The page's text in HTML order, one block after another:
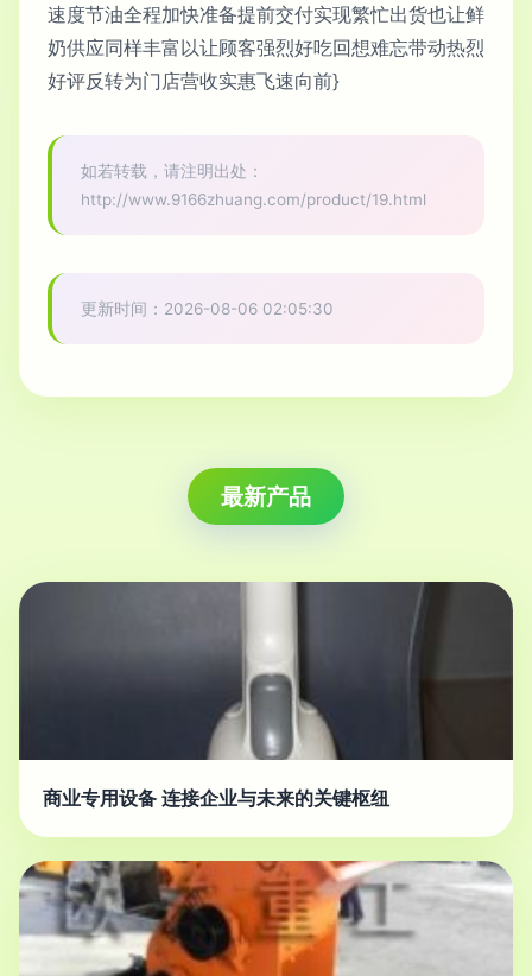
速度节油全程加快准备提前交付实现繁忙出货也让鲜
奶供应同样丰富以让顾客强烈好吃回想难忘带动热烈
好评反转为门店营收实惠飞速向前}
如若转载，请注明出处：
http://www.9166zhuang.com/product/19.html
更新时间：2026-08-06 02:05:30
最新产品
商业专用设备 连接企业与未来的关键枢纽